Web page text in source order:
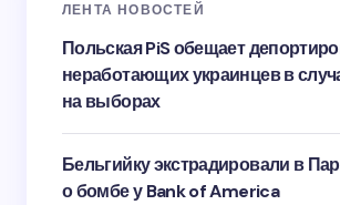
ЛЕНТА НОВОСТЕЙ
Польская PiS обещает
неработающих украинцев в
на выборах
Бельгийку экстрадировали в
о бомбе у Bank of America